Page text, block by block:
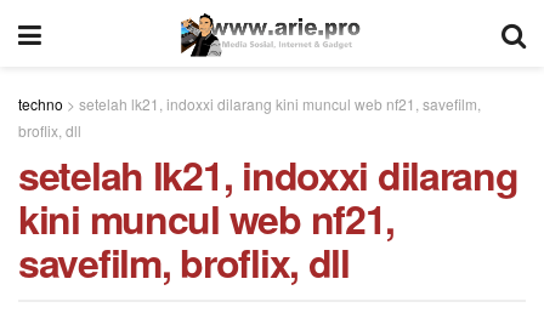
techno > setelah lk21, indoxxi dilarang kini muncul web nf21, savefilm,
broflix, dll
setelah lk21, indoxxi dilarang
kini muncul web nf21,
savefilm, broflix, dll